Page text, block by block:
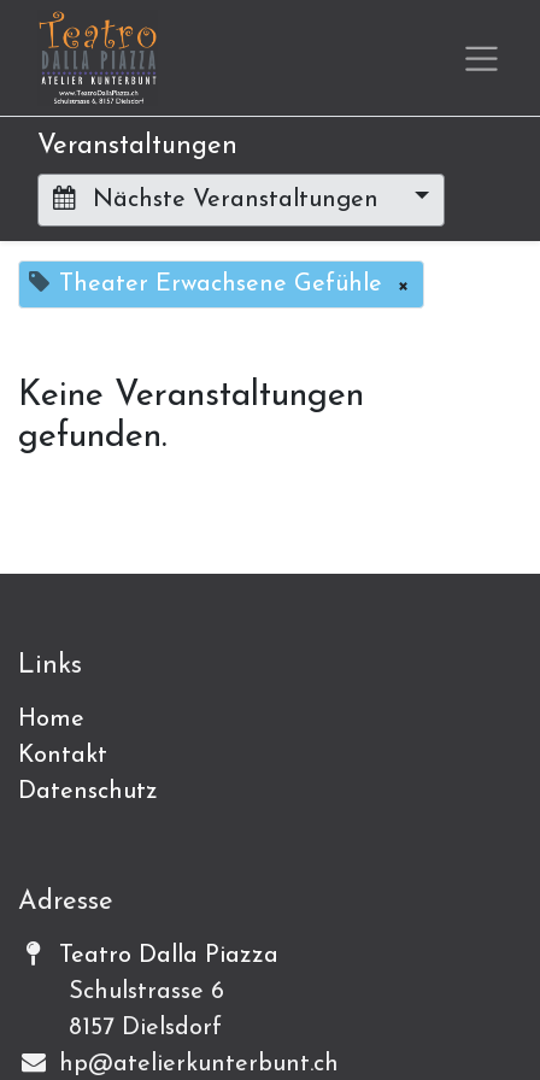
Veranstaltungen
Nächste Veranstaltungen
Theater Erwachsene Gefühle ×
Keine Veranstaltungen
gefunden.
Links
Home
Kontakt
Datenschutz
Adresse
Teatro Dalla Piazza
Schulstrasse 6
8157 Dielsdorf
hp@atelierkunterbunt.ch